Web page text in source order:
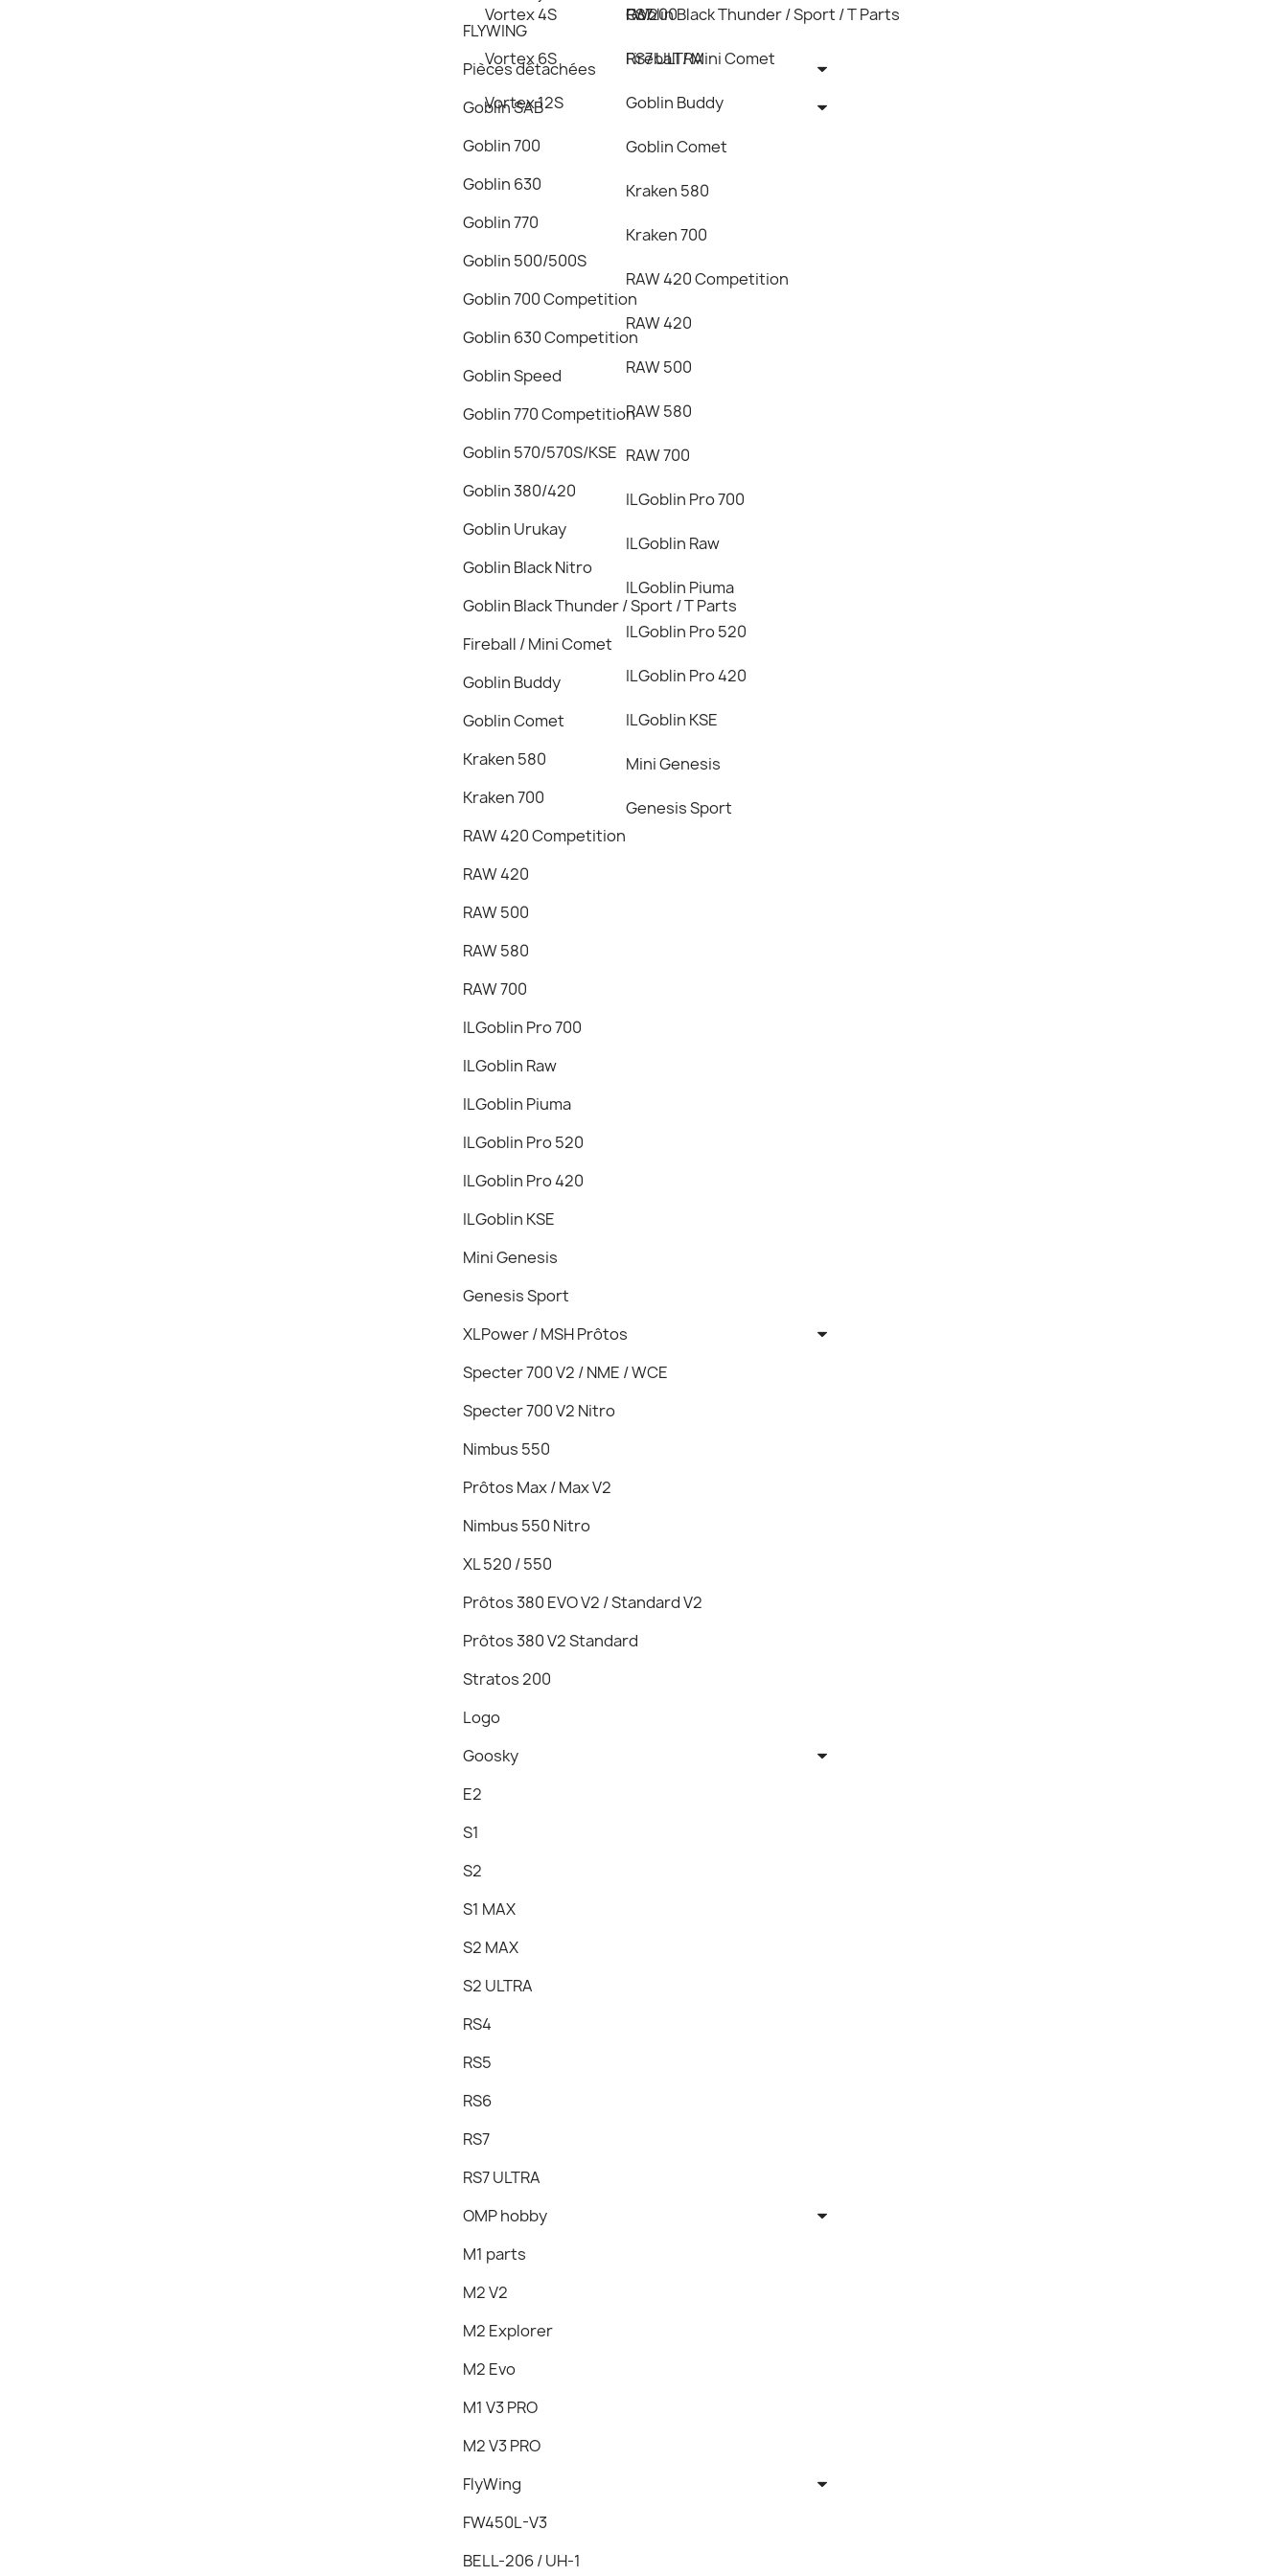
Goblin Black Thunder / Sport / T Parts
Fireball / Mini Comet
Goblin Buddy
Goblin Comet
Kraken 580
Kraken 700
RAW 420 Competition
RAW 420
RAW 500
RAW 580
RAW 700
ILGoblin Pro 700
ILGoblin Raw
ILGoblin Piuma
ILGoblin Pro 520
ILGoblin Pro 420
ILGoblin KSE
Mini Genesis
Genesis Sport
RS7
RS7 ULTRA
FW200
Vortex 4S
Vortex 6S
Vortex 12S
FLYWING
Pièces détachées
Goblin SAB
Goblin 700
Goblin 630
Goblin 770
Goblin 500/500S
Goblin 700 Competition
Goblin 630 Competition
Goblin Speed
Goblin 770 Competition
Goblin 570/570S/KSE
Goblin 380/420
Goblin Urukay
Goblin Black Nitro
Goblin Black Thunder / Sport / T Parts
Fireball / Mini Comet
Goblin Buddy
Goblin Comet
Kraken 580
Kraken 700
RAW 420 Competition
RAW 420
RAW 500
RAW 580
RAW 700
ILGoblin Pro 700
ILGoblin Raw
ILGoblin Piuma
ILGoblin Pro 520
ILGoblin Pro 420
ILGoblin KSE
Mini Genesis
Genesis Sport
XLPower / MSH Prôtos
Specter 700 V2 / NME / WCE
Specter 700 V2 Nitro
Nimbus 550
Prôtos Max / Max V2
Nimbus 550 Nitro
XL 520 / 550
Prôtos 380 EVO V2 / Standard V2
Prôtos 380 V2 Standard
Stratos 200
Logo
Goosky
E2
S1
S2
S1 MAX
S2 MAX
S2 ULTRA
RS4
RS5
RS6
RS7
RS7 ULTRA
OMP hobby
M1 parts
M2 V2
M2 Explorer
M2 Evo
M1 V3 PRO
M2 V3 PRO
FlyWing
FW450L-V3
BELL-206 / UH-1